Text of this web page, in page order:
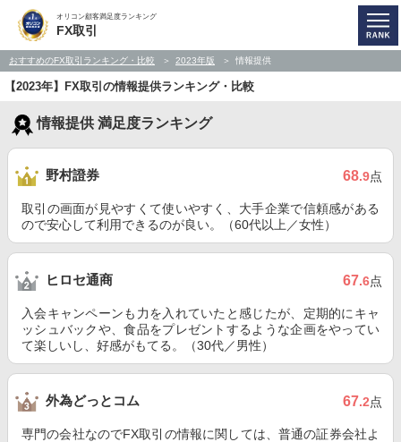
オリコン顧客満足度ランキング
FX取引
おすすめのFX取引ランキング・比較 2023年版 情報提供
【2023年】FX取引の情報提供ランキング・比較
情報提供 満足度ランキング
野村證券 68.9点
取引の画面が見やすくて使いやすく、大手企業で信頼感がある
ので安心して利用できるのが良い。（60代以上／女性）
ヒロセ通商 67.6点
入会キャンペーンも力を入れていたと感じたが、定期的にキャ
ッシュバックや、食品をプレゼントするような企画をやってい
て楽しいし、好感がもてる。（30代／男性）
外為どっとコム 67.2点
専門の会社なのでFX取引の情報に関しては、普通の証券会社よ